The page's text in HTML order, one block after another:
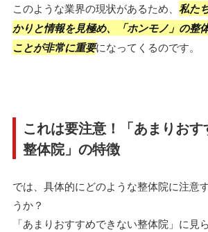
このような業界の現状があるため、 私た
かりと情報を見極め、「ホンモノ」の整
ことが非常に重要になってくるのです。
これは要注意！「あまりお
整体院」の特徴
では、具体的にどのような整体院に注意
うか？
「あまりおすすめできない整体院」に見